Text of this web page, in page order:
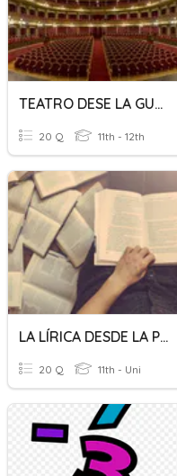
TEATRO DESE LA GUERRA HASTA LOS 50
20 Q 11th - 12th
LA LÍRICA DESDE LA POSGUERRA HASTA LOS 50
20 Q 11th - Uni